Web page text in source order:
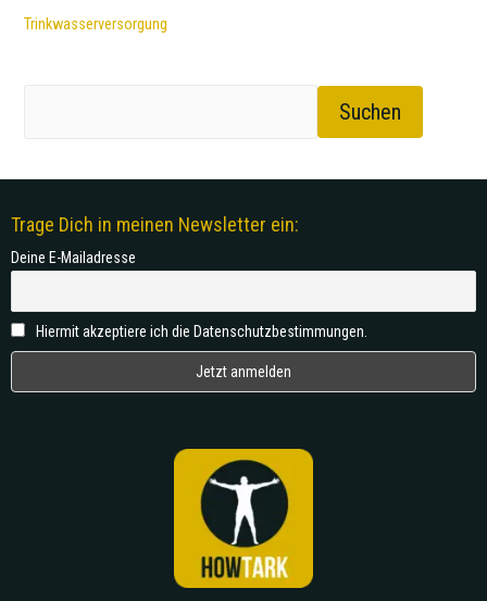
Trinkwasserversorgung
Suchen
Trage Dich in meinen Newsletter ein:
Deine E-Mailadresse
Hiermit akzeptiere ich die Datenschutzbestimmungen.